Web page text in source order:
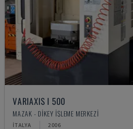
VARIAXIS I 500
MAZAK - DIKEY İŞLEME MERKEZI
İTALYA 2006